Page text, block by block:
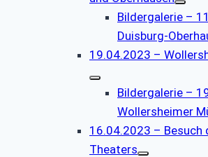
Bildergalerie –
Duisburg-
19.04.2023 –
Bildergalerie –
Wollersheimer
16.04.2023 – Besuch
Theaters